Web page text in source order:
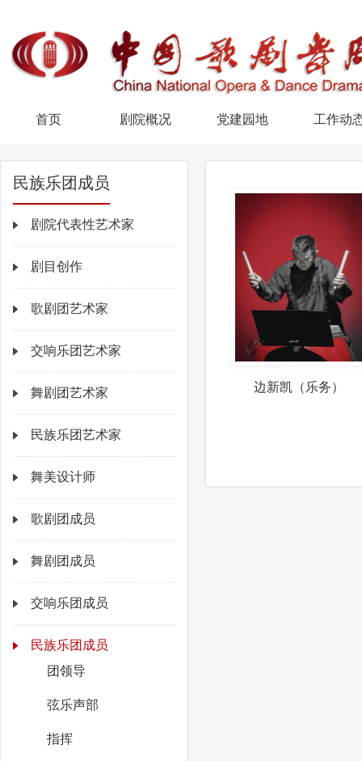
首页 剧院概况 党建园地 工作动
民族乐团成员
剧院代表性艺术家
剧目创作
歌剧团艺术家
交响乐团艺术家
舞剧团艺术家
民族乐团艺术家
舞美设计师
歌剧团成员
舞剧团成员
交响乐团成员
民族乐团成员
团领导
弦乐声部
指挥
边新凯（乐务）